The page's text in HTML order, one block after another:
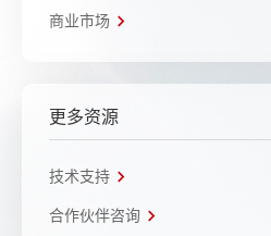
商业市场
更多资源
技术支持
合作伙伴咨询